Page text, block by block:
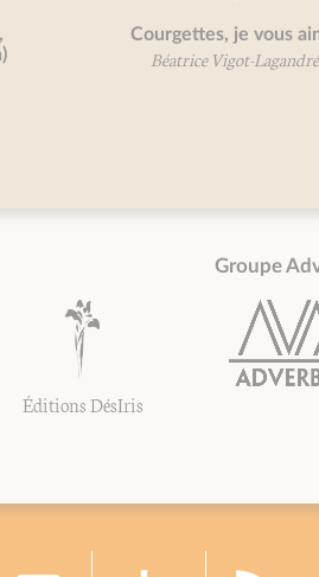
Courgettes, je vous
Béatrice Vigot-Lagandré
Éditions DésIris
Groupe